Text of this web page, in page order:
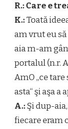
R.: Care e
K.:Toată
am vrut eu
aia m-am
portalul (n.r.
AmO „ce
asta“ şi aşa a
A.:Şi dup-
fiecare eram